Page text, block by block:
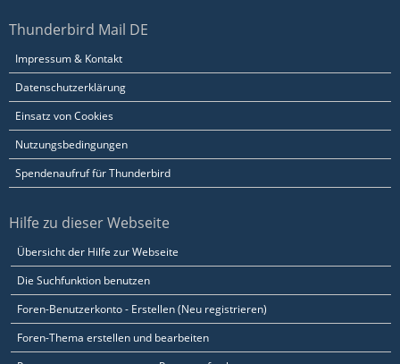
Thunderbird Mail DE
Impressum & Kontakt
Datenschutzerklärung
Einsatz von Cookies
Nutzungsbedingungen
Spendenaufruf für Thunderbird
Hilfe zu dieser Webseite
Übersicht der Hilfe zur Webseite
Die Suchfunktion benutzen
Foren-Benutzerkonto - Erstellen (Neu registrieren)
Foren-Thema erstellen und bearbeiten